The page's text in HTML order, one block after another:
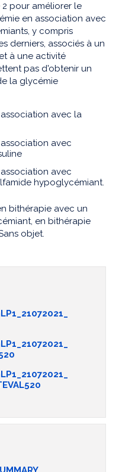
pour améliorer le
en association avec
y compris
derniers, associés à un
à une activité
pas d'obtenir un
la glycémie
avec la
avec
avec
hypoglycémiant.
bithérapie avec un
en bithérapie
objet.